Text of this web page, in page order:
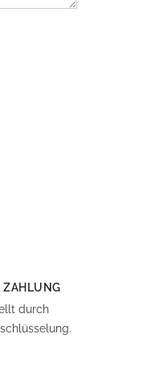
ZAHLUNG
durch